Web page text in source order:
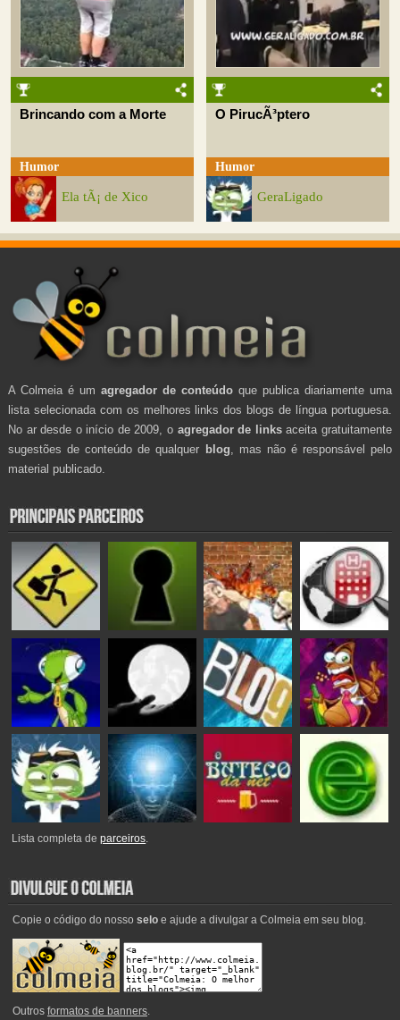
Brincando com a Morte
Humor
Ela tÃ¡ de Xico
O PirucÃ³ptero
Humor
GeraLigado
A Colmeia é um agregador de conteúdo que publica diariamente uma
lista selecionada com os melhores links dos blogs de língua portuguesa.
No ar desde o início de 2009, o agregador de linksaceita gratuitamente
sugestões de conteúdo de qualquer blog , mas não é responsável pelo
material publicado.
Lista completa deparceiros.
Copie o código do nosso seloe ajude a divulgar a Colmeia em seu blog.
Outros formatos de banners.